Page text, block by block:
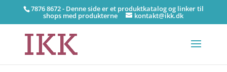
7876 8672 - Denne side er et produktkatalog og linker til
shops med produkterne kontakt@ikk.dk